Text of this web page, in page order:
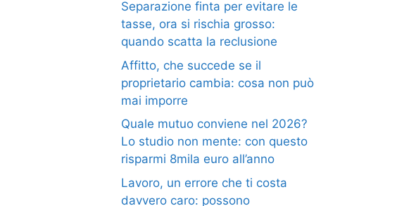
Separazione finta per evitare le
tasse, ora si rischia grosso:
quando scatta la reclusione
Affitto, che succede se il
proprietario cambia: cosa non può
mai imporre
Quale mutuo conviene nel 2026?
Lo studio non mente: con questo
risparmi 8mila euro all’anno
Lavoro, un errore che ti costa
davvero caro: possono